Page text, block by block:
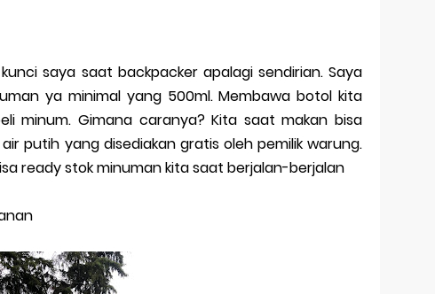
saya saat backpacker apalagi sendirian. Saya
ya minimal yang 500ml. Membawa botol kita
minum. Gimana caranya? Kita saat makan bisa
putih yang disediakan gratis oleh pemilik warung.
ready stok minuman kita saat berjalan-berjalan